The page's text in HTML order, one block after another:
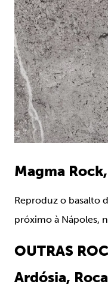
Magma
Reproduz o basalto
próximo à Nápoles,
OUTRAS
Ardósia,